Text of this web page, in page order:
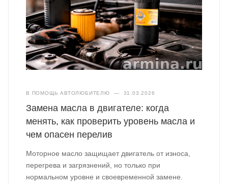
В ПОМОЩЬ АВТОЛЮБИТЕЛЮ — 31.03.2026
Замена масла в двигателе: когда
менять, как проверить уровень масла и
чем опасен перелив
Моторное масло защищает двигатель от износа,
перегрева и загрязнений, но только при
нормальном уровне и своевременной замене.